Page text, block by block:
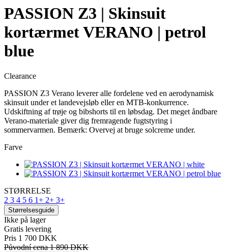
PASSION Z3 | Skinsuit
kortærmet VERANO | petrol
blue
Clearance
PASSION Z3 Verano leverer alle fordelene ved en aerodynamisk
skinsuit under et landevejsløb eller en MTB-konkurrence.
Udskiftning af trøje og bibshorts til en løbsdag. Det meget åndbare
Verano-materiale giver dig fremragende fugtstyring i
sommervarmen. Bemærk: Overvej at bruge solcreme under.
Farve
STØRRELSE
2 3 4 5 6 1+ 2+ 3+
Størrelsesguide
Ikke på lager
Gratis levering
Pris 1 700 DKK
Původní cena1 890 DKK